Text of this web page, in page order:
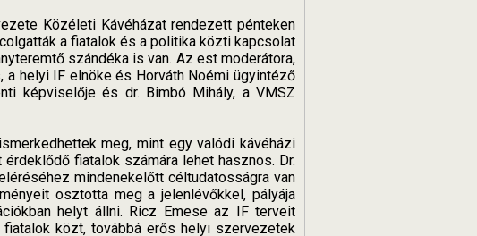
Közéleti Kávéházat rendezett pénteken
a fiatalok és a politika közti kapcsolat
szándéka is van. Az est moderátora,
helyi IF elnöke és Horváth Noémi ügyintéző
képviselője és dr. Bimbó Mihály, a VMSZ
meg, mint egy valódi kávéházi
fiatalok számára lehet hasznos. Dr.
mindenekelőtt céltudatosságra van
osztotta meg a jelenlévőkkel, pályája
helyt állni. Ricz Emese az IF terveit
közt, továbbá erős helyi szervezetek